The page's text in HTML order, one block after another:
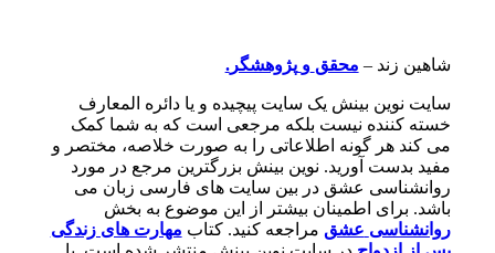
شاهین زند – محقق و پژوهشگر.
سایت نوین بینش یک سایت پیچیده و یا دائره المعارف
خسته کننده نیست بلکه مرجعی است که به شما کمک
می کند هر گونه اطلاعاتی را به صورت خلاصه، مختصر و
مفید بدست آورید. نوین بینش بزرگترین مرجع در مورد
روانشناسی عشق در بین سایت های فارسی زبان می
باشد. برای اطمینان بیشتر از این موضوع به بخش
روانشناسی عشق مراجعه کنید. کتاب مهارت های زندگی